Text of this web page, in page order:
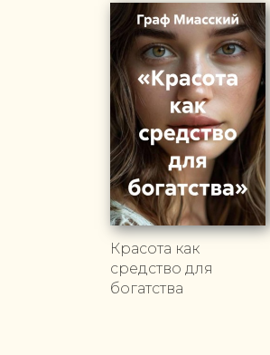
Красота как
средство для
богатства